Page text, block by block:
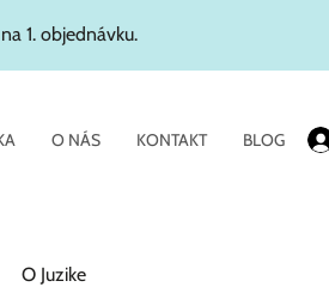
1. objednávku.
O NÁS KONTAKT BLOG
O Juzike